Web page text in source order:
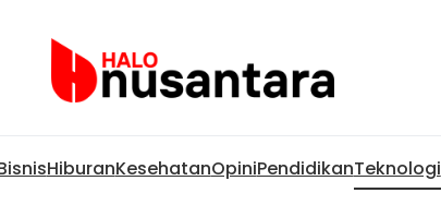
HiburanKesehatanOpiniPendidikanTeknologi